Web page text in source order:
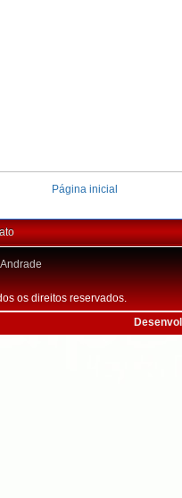
Página inicial
os direitos reservados.